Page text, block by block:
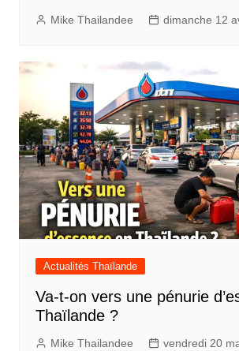
Mike Thailandee dimanche 12
Actualités Thaïlande
Va-t-on vers une pénurie
Thaïlande ?
Mike Thailandee vendredi 20